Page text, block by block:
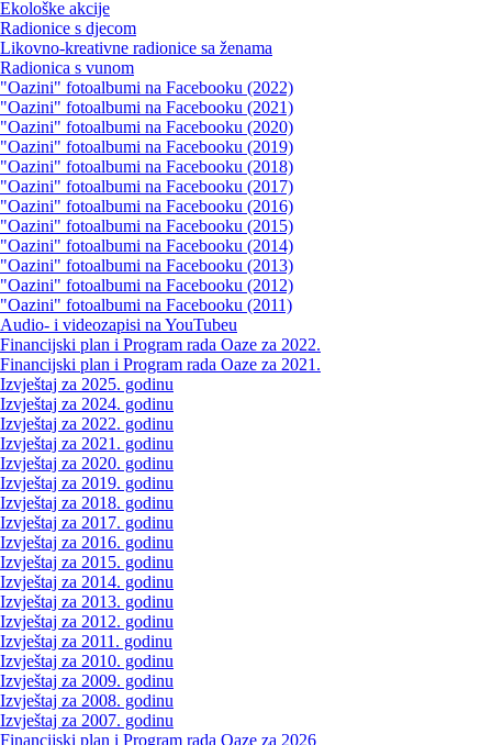
Ekološke akcije
Radionice s djecom
Likovno-kreativne radionice sa ženama
Radionica s vunom
"Oazini" fotoalbumi na Facebooku (2022)
"Oazini" fotoalbumi na Facebooku (2021)
"Oazini" fotoalbumi na Facebooku (2020)
"Oazini" fotoalbumi na Facebooku (2019)
"Oazini" fotoalbumi na Facebooku (2018)
"Oazini" fotoalbumi na Facebooku (2017)
"Oazini" fotoalbumi na Facebooku (2016)
"Oazini" fotoalbumi na Facebooku (2015)
"Oazini" fotoalbumi na Facebooku (2014)
"Oazini" fotoalbumi na Facebooku (2013)
"Oazini" fotoalbumi na Facebooku (2012)
"Oazini" fotoalbumi na Facebooku (2011)
Audio- i videozapisi na YouTubeu
Financijski plan i Program rada Oaze za 2022.
Financijski plan i Program rada Oaze za 2021.
Izvještaj za 2025. godinu
Izvještaj za 2024. godinu
Izvještaj za 2022. godinu
Izvještaj za 2021. godinu
Izvještaj za 2020. godinu
Izvještaj za 2019. godinu
Izvještaj za 2018. godinu
Izvještaj za 2017. godinu
Izvještaj za 2016. godinu
Izvještaj za 2015. godinu
Izvještaj za 2014. godinu
Izvještaj za 2013. godinu
Izvještaj za 2012. godinu
Izvještaj za 2011. godinu
Izvještaj za 2010. godinu
Izvještaj za 2009. godinu
Izvještaj za 2008. godinu
Izvještaj za 2007. godinu
Financijski plan i Program rada Oaze za 2026